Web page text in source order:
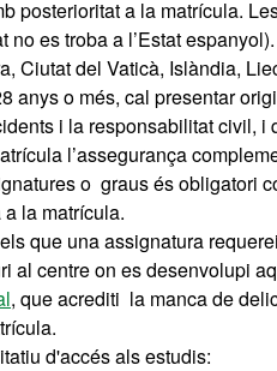
posterioritat a la matrícula.
no es troba a l’Estat
Ciutat del Vaticà, Islàndia,
anys o més, cal presentar
i la responsabilitat civil,
l’assegurança
o graus és obligatori
la matrícula.
que una assignatura
al centre on es desenvolupi
, que acrediti la manca de
d'accés als estudis: